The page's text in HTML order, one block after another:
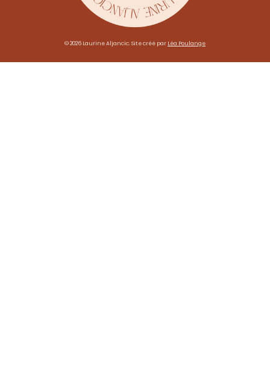
© 2026 Laurine Aljancic. Site créé par Léa Poulange